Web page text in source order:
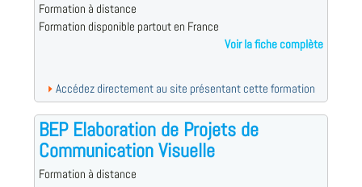
Formation à distance
Formation disponible partout en France
Voir la fiche complète
Accédez directement au site présentant cette formation
BEP Elaboration de Projets de
Communication Visuelle
Formation à distance